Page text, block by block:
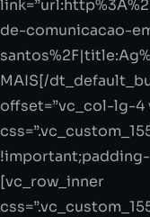
de-comunicacao-
MAIS[/
offset=”vc_col-lg-4
[vc_row_inner